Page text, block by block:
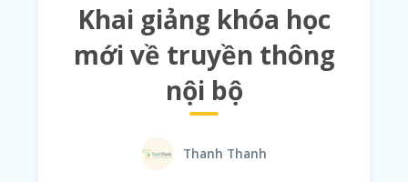
Khai giảng khóa học
mới về truyền thông
nội bộ
Thanh Thanh